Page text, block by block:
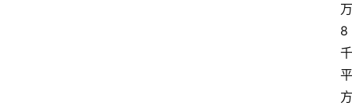
万
8
千
平
方